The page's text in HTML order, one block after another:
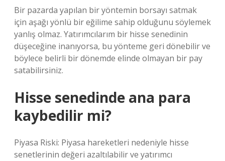
Bir pazarda yapılan bir yöntemin borsayı satmak
için aşağı yönlü bir eğilime sahip olduğunu söylemek
yanlış olmaz. Yatırımcılarım bir hisse senedinin
düşeceğine inanıyorsa, bu yönteme geri dönebilir ve
böylece belirli bir dönemde elinde olmayan bir pay
satabilirsiniz.
Hisse senedinde ana para
kaybedilir mi?
Piyasa Riski: Piyasa hareketleri nedeniyle hisse
senetlerinin değeri azaltılabilir ve yatırımcı